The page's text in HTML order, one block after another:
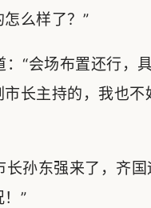
么样了？”
“会场布置还行，
市长主持的，我也不
孙东强来了，齐国
”